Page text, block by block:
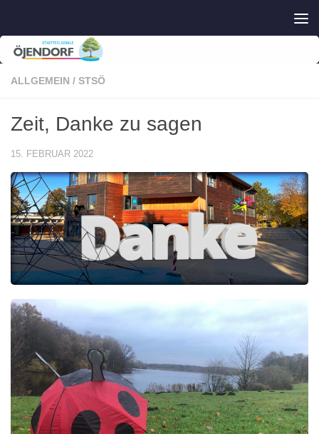
ALLGEMEIN / STSÖ
Zeit, Danke zu sagen
15. FEBRUAR 2022